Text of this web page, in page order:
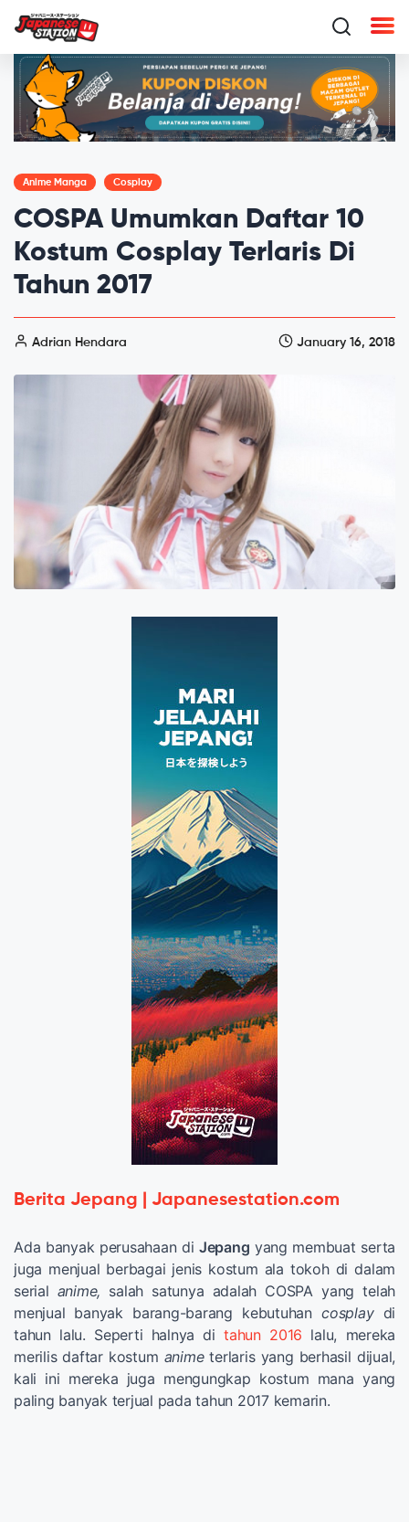
Anime Manga Cosplay
COSPA Umumkan Daftar 10
Kostum Cosplay Terlaris Di
Tahun 2017
Adrian Hendara January 16, 2018
Berita Jepang | Japanesestation.com
Ada banyak perusahaan di Jepang yang membuat serta
juga menjual berbagai jenis kostum ala tokoh di dalam
serial anime, salah satunya adalah COSPA yang telah
menjual banyak barang-barang kebutuhancosplaydi
tahun lalu. Seperti halnya ditahun 2016 lalu, mereka
merilis daftar kostum animeterlaris yang berhasil dijual,
kali ini mereka juga mengungkap kostum mana yang
paling banyak terjual pada tahun 2017 kemarin.